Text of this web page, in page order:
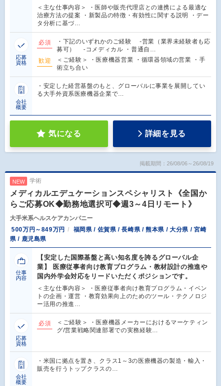
＜主な仕事内容＞ ・医師や販売代理店との連携による最適な
治療方法の提案 ・新製品の特徴・有効性に関する説明 ・デー
タ分析に基づ…
応募
資格
必須
・下記のいずれかのご経験 -営業（業界未経験者も応
募可） -コメディカル ・普通自…
歓迎
＜ご経験＞ ・医療機器営業 ・循環器領域の営業 ・手
術立ち合い
会社
概要
・安定した経営基盤のもと、グローバルに事業を展開してい
る大手外資系医療機器企業で…
気になる 詳細を見る
掲載期間：26/08/06～26/08/19
NEW 学術
メディカルエデュケーションスペシャリスト《全国か
らご応募OK◆勤務地選択可◆週3～4日リモート》
大手米系ヘルスケアカンパニー
500万円～849万円
福岡県 / 佐賀県 / 長崎県 / 熊本県 / 大分県 / 宮崎
県 / 鹿児島県
仕事
内容
【安定した国際基盤と高い知名度を誇るグローバル企
業】 医療従事者向け教育プログラム・教材設計の推進や
国内外学会対応をリードいただくポジションです。
＜主な仕事内容＞ ・医療従事者向け教育プログラム・イベン
トの企画・運営 ・教育効果向上のためのツール・テクノロジ
ー活用の推進…
応募
資格
必須
＜ご経験＞ ・医療機器メーカーにおけるマーケティン
グ/営業戦略関連部署での実務経験…
会社
概要
・米国に拠点を置き、クラス1～3の医療機器の製造・輸入・
販売を行うトップクラスの…